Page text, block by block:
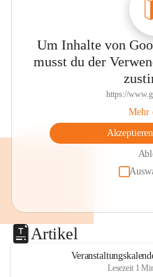
Um Inhalte von
musst du der
https://
Mehr
Artikel
Lesezeit 1